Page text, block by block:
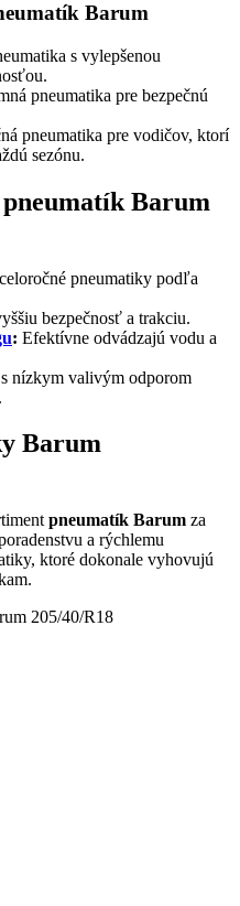
Barum
s vylepšenou
pneumatika pre bezpečnú
pneumatika pre vodičov, ktorí
sezónu.
Barum
pneumatiky podľa
bezpečnosť a trakciu.
: Efektívne odvádzajú vodu a
nízkym valivým odporom
Barum
pneumatík Barum za
a rýchlemu
ktoré dokonale vyhovujú